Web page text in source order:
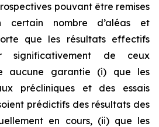
pouvant être remises
nombre d’aléas et
que les résultats effectifs
significativement de ceux
aucune garantie (i) que les
précliniques et des essais
prédictifs des résultats des
en cours, (ii) que les